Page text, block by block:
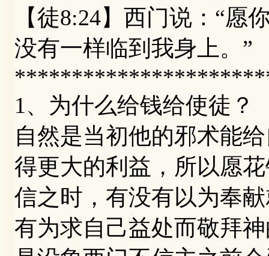
【徒8:24】西门说：“愿
没有一样临到我身上。”
1、为什么给钱给使徒？
自然是当初他的邪术能
得更大的利益，所以愿
信之时，有没有以为奉
有为求自己益处而敬拜